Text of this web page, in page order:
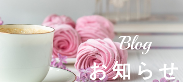
Blog
お知らせ